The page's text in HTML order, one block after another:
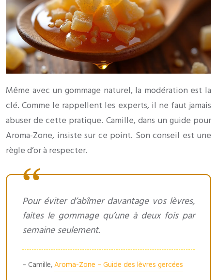
Même avec un gommage naturel, la modération est la
clé. Comme le rappellent les experts, il ne faut jamais
abuser de cette pratique. Camille, dans un guide pour
Aroma-Zone, insiste sur ce point. Son conseil est une
règle d’or à respecter.
Pour éviter d’abîmer davantage vos lèvres,
faites le gommage qu’une à deux fois par
semaine seulement.
– Camille,Aroma-Zone – Guide des lèvres gercées